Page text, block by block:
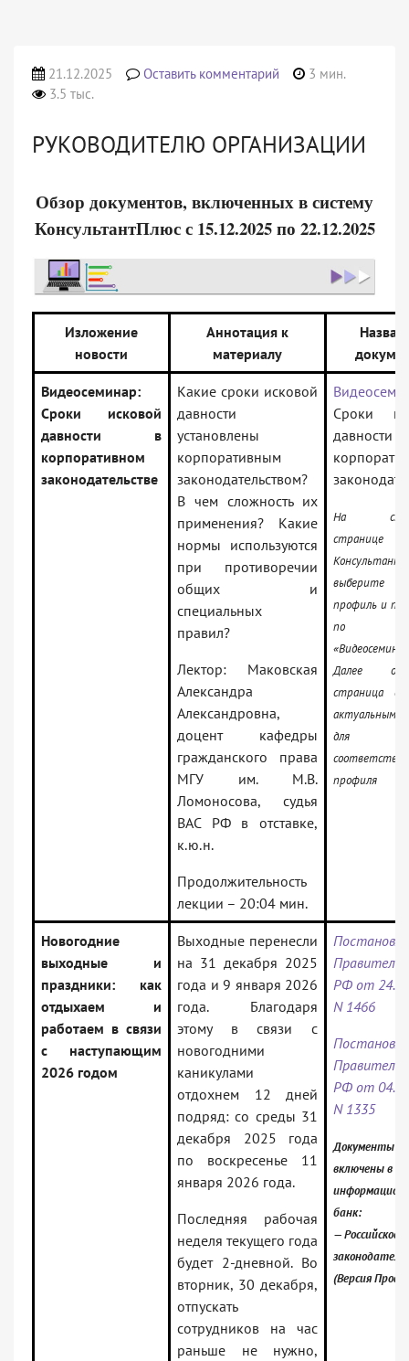
21.12.2025 Оставить комментарий
3 мин.
3.5 тыс.
РУКОВОДИТЕЛЮ ОРГАНИЗАЦИИ
Обзор документов, включенных в систему
КонсультантПлюс с 15.12.2025 по 22.12.2025
Изложение
новости
Аннотация к
материалу
Видеосеминар:
Сроки исковой
давности в
корпоративном
законодательстве
Какие сроки исковой
давности
установлены
корпоративным
законодательством?
В чем сложность их
применения? Какие
нормы используются
при противоречии
общих и
специальных
правил?
Лектор: Маковская
Александра
Александровна,
доцент кафедры
гражданского права
МГУ им. М.В.
Ломоносова, судья
ВАС РФ в отставке,
к.ю.н.
Продолжительность
лекции – 20:04 мин.
Сроки
На
странице
профиль и
по
Далее
страница с
актуальными
для
профиля
Новогодние
выходные и
праздники: как
отдыхаем и
работаем в связи
с наступающим
2026 годом
Выходные перенесли
на 31 декабря 2025
года и 9 января 2026
года. Благодаря
этому в связи с
новогодними
каникулами
отдохнем 12 дней
подряд: со среды 31
декабря 2025 года
по воскресенье 11
января 2026 года.
Последняя рабочая
неделя текущего года
будет 2-дневной. Во
вторник, 30 декабря,
отпускать
сотрудников на час
раньше не нужно,
РФ от
N 1466
РФ от
N 1335
Документы
включены в
банк:
— Российское
(Версия Проф)